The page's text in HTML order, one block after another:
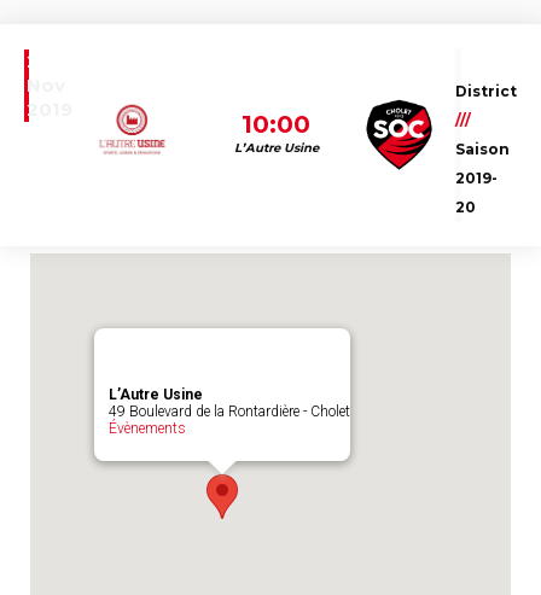
2
Nov
2019
10:00
L’Autre Usine
District
///
Saison
2019-
20
L’Autre Usine
49 Boulevard de la Rontardière - Cholet
Évènements